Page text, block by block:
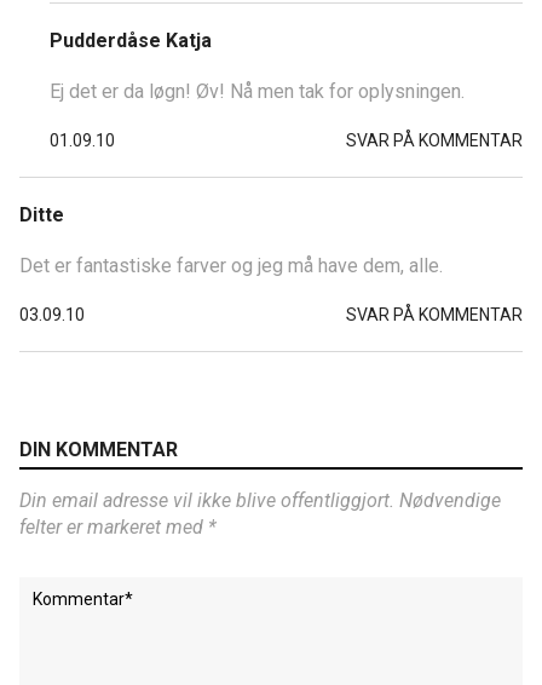
Pudderdåse Katja
Ej det er da løgn! Øv! Nå men tak for oplysningen.
01.09.10 SVAR PÅ KOMMENTAR
Ditte
Det er fantastiske farver og jeg må have dem, alle.
03.09.10 SVAR PÅ KOMMENTAR
DIN KOMMENTAR
Din email adresse vil ikke blive offentliggjort. Nødvendige
felter er markeret med *